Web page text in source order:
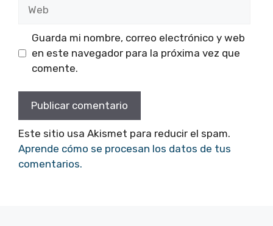
Guarda mi nombre, correo electrónico y web
en este navegador para la próxima vez que
comente.
Este sitio usa Akismet para reducir el spam.
Aprende cómo se procesan los datos de tus
comentarios.